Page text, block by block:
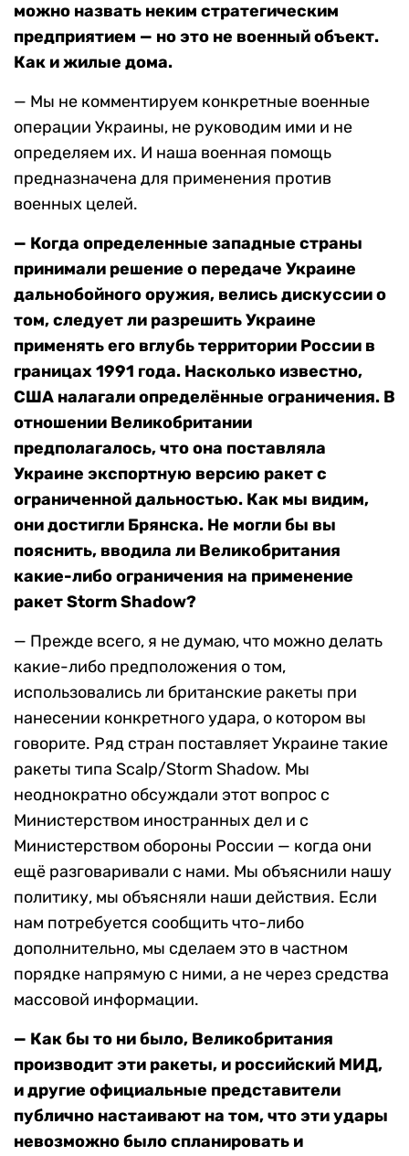
можно назвать неким стратегическим
предприятием — но это не военный объект.
Как ижилые дома.
— Мы не комментируем конкретные военные
операции Украины, не руководим ими и не
определяем их. И наша военная помощь
предназначена для применения против
военных целей.
— Когда определенные западные страны
принимали решение о передаче Украине
дальнобойного оружия, велись дискуссии о
том, следует ли разрешить Украине
применять его вглубь территории России в
границах 1991 года. Насколько известно,
США налагали определённые ограничения. В
отношении Великобритании
предполагалось, что она поставляла
Украине экспортную версию ракет с
ограниченной дальностью. Как мы видим,
они достигли Брянска. Не могли бы вы
пояснить, вводила ли Великобритания
какие-либо ограничения на применение
ракет Storm Shadow?
— Прежде всего, я не думаю, что можно делать
какие-либо предположения о том,
использовались ли британские ракеты при
нанесении конкретного удара, о котором вы
говорите. Ряд стран поставляет Украине такие
ракеты типа Scalp/Storm Shadow. Мы
неоднократно обсуждали этот вопрос с
Министерством иностранных дел и c
Министерством обороны России — когда они
ещё разговаривали с нами. Мы объяснили нашу
политику, мы объясняли наши действия. Если
нам потребуется сообщить что-либо
дополнительно, мы сделаем это в частном
порядке напрямую с ними, а не через средства
массовой информации.
— Как бы то ни было, Великобритания
производит эти ракеты, и российский МИД,
и другие официальные представители
публично настаивают на том, что эти удары
невозможно было спланировать и